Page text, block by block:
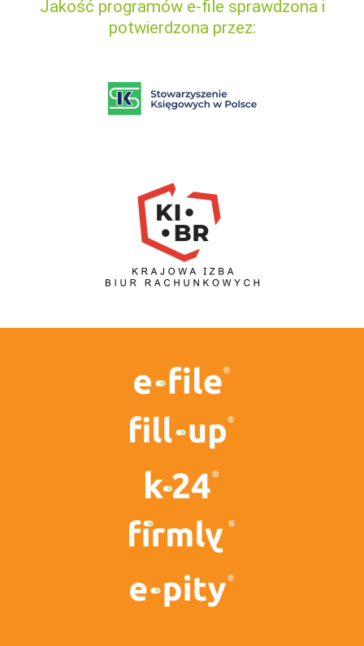
Jakość programów e-file sprawdzona i
potwierdzona przez: